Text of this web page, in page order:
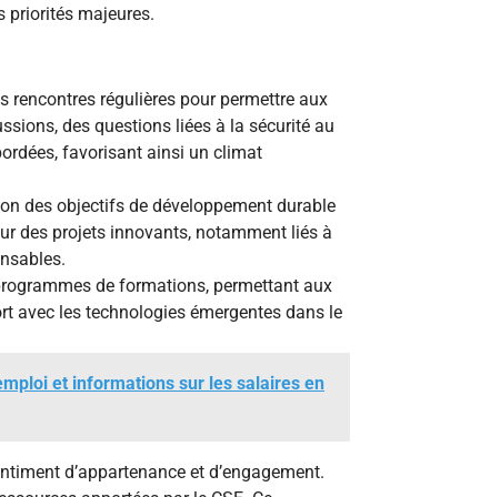
priorités majeures.
rencontres régulières pour permettre aux
des questions liées à la sécurité au
favorisant ainsi un climat
des objectifs de développement durable
des projets innovants, notamment liés à
de formations, permettant aux
avec les technologies émergentes dans le
et informations sur les salaires en
d’appartenance et d’engagement.